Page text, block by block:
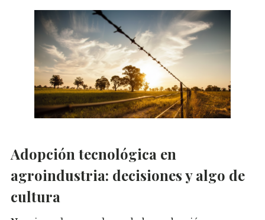
Adopción tecnológica en
agroindustria: decisiones y algo de
cultura